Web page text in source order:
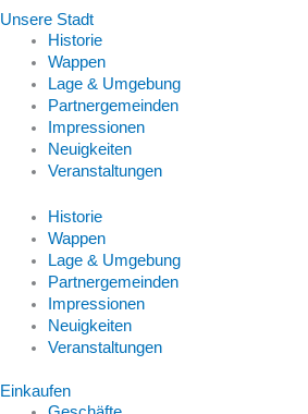
Unsere Stadt
Historie
Wappen
Lage & Umgebung
Partnergemeinden
Impressionen
Neuigkeiten
Veranstaltungen
Historie
Wappen
Lage & Umgebung
Partnergemeinden
Impressionen
Neuigkeiten
Veranstaltungen
Einkaufen